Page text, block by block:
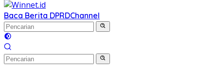
Baca Berita DPRDChannel